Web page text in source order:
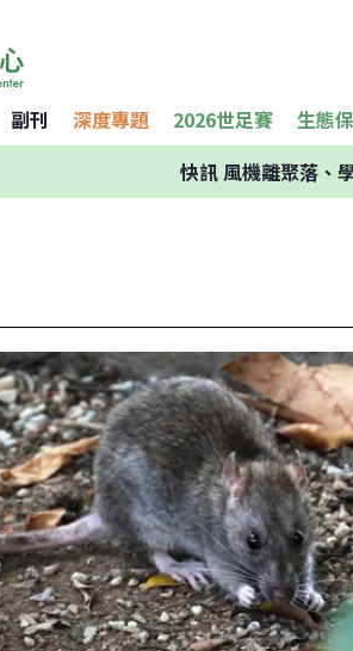
副刊 深度專題 2026世足賽 生態
快訊風機離聚落、